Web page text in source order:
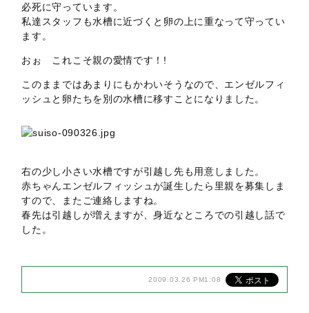
必死に守っています。
私達スタッフも水槽に近づくと卵の上に重なって守ってい
ます。
おぉ これこそ親の愛情です！!
このままではあまりにもかわいそうなので、エンゼルフィ
ッシュと卵たちを別の水槽に移すことになりました。
右の少し小さい水槽ですが引越し先も用意しました。
赤ちゃんエンゼルフィッシュが誕生したら里親を募集しま
すので、またご連絡しますね。
春先は引越しが増えますが、身近なところでの引越し話で
した。
2009.03.26 PM1:08